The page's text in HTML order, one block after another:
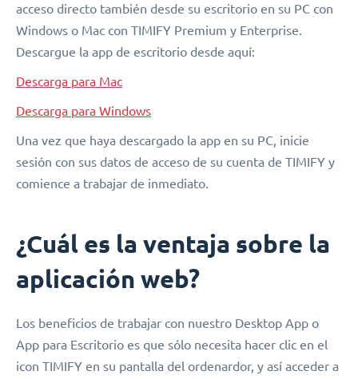
acceso directo también desde su escritorio en su PC con
Windows o Mac con TIMIFY Premium y Enterprise.
Descargue la app de escritorio desde aquí:
Descarga para Mac
Descarga para Windows
Una vez que haya descargado la app en su PC, inicie
sesión con sus datos de acceso de su cuenta de TIMIFY y
comience a trabajar de inmediato.
¿Cuál es la ventaja sobre la
aplicación web?
Los beneficios de trabajar con nuestro Desktop App o
App para Escritorio es que sólo necesita hacer clic en el
icon TIMIFY en su pantalla del ordenardor, y así acceder a